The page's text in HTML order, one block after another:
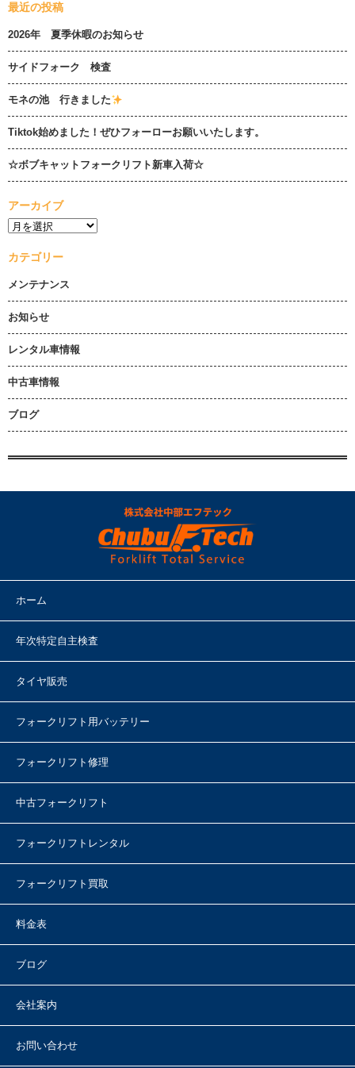
最近の投稿
2026年 夏季休暇のお知らせ
サイドフォーク 検査
モネの池 行きました
Tiktok始めました！ぜひフォーローお願いいたします。
☆ボブキャットフォークリフト新車入荷☆
アーカイブ
カテゴリー
メンテナンス
お知らせ
レンタル車情報
中古車情報
ブログ
ホーム
年次特定自主検査
タイヤ販売
フォークリフト用バッテリー
フォークリフト修理
中古フォークリフト
フォークリフトレンタル
フォークリフト買取
料金表
ブログ
会社案内
お問い合わせ